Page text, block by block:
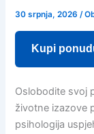
30 srpnja, 2026/
Kupi
Oslobodite svoj
životne izazove
psihologija